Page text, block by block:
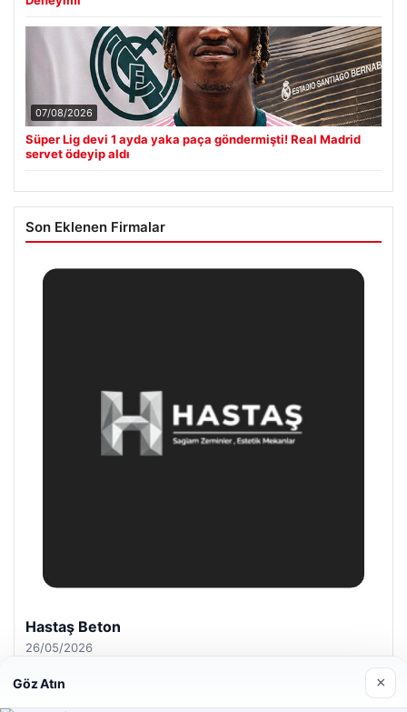
07/08/2026
Süper Lig devi 1 ayda yaka paça göndermişti! Real Madrid
servet ödeyip aldı
Son Eklenen Firmalar
Hastaş Beton
26/05/2026
Göz Atın ×